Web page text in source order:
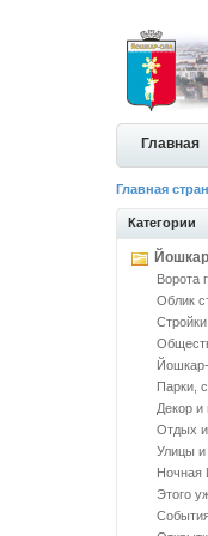
Главная
Главная
Категории
Ворота
Облик
Парки,
Декор и
Отдых и
Улицы
Ночная
Этого